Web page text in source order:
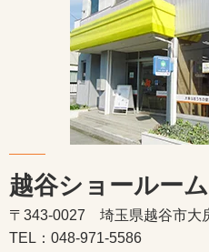
越谷ショールーム
〒343-0027 埼玉県越谷市大
TEL：048-971-5586